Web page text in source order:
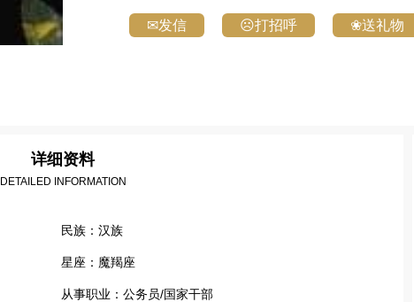
✉发信 ☹打招呼 ❀送礼物
详细资料
DETAILED INFORMATION
民族：汉族
星座：魔羯座
从事职业：公务员/国家干部